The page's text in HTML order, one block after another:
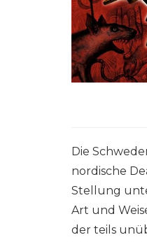
Die
nordische
Stellung
Art und
der teils